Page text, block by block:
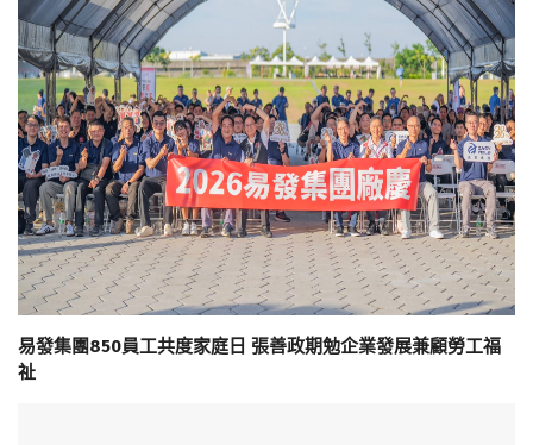
易發集團850員工共度家庭日 張善政期勉企業發展兼顧勞工福
祉